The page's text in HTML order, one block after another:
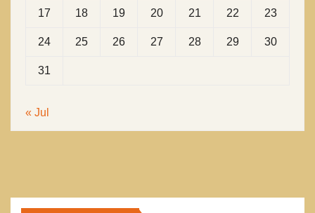
17 18 19 20 21 22 23
24 25 26 27 28 29 30
31
« Jul